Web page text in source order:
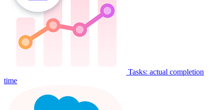
Tasks: actual completion
time